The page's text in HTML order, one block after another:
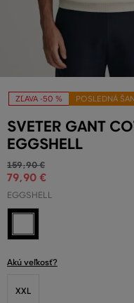
ZĽAVA -50 % POSLEDNÁ
SVETER GANT
EGGSHELL
159,90 €
79,90 €
EGGSHELL
Akú veľkosť?
XXL